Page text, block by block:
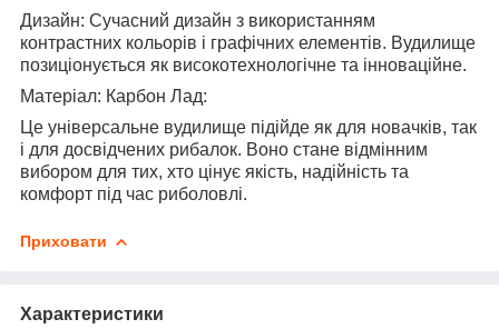
Дизайн: Сучасний дизайн з використанням
контрастних кольорів і графічних елементів. Вудилище
позиціонується як високотехнологічне та інноваційне.
Матеріал: Карбон Лад:
Це універсальне вудилище підійде як для новачків, так
і для досвідчених рибалок. Воно стане відмінним
вибором для тих, хто цінує якість, надійність та
комфорт під час риболовлі.
Приховати
Характеристики